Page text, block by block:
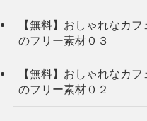
【無料】おしゃれなカ
のフリー素材０３
【無料】おしゃれなカ
のフリー素材０２